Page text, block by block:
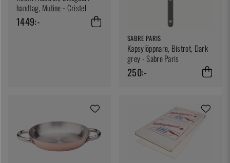
handtag, Mutine - Cristel
1449:-
SABRE PARIS
Kapsylöppnare, Bistrot, Dark
grey - Sabre Paris
250:-